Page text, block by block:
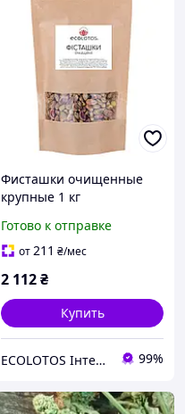
Фисташки очищенные
крупные 1 кг
Готово к отправке
от211 ₴/мес
2 112₴
Купить
ECOLOTOS Інтернет-магазин натуральних продуктів харчування 99%